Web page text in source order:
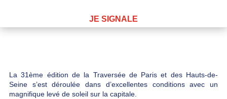
JE SIGNALE
La 31ème édition de la Traversée de Paris et des Hauts-de-
Seine s’est déroulée dans d’excellentes conditions avec un
magnifique levé de soleil sur la capitale.